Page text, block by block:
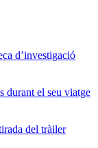
d’investigació
durant el seu viatge
del tràiler